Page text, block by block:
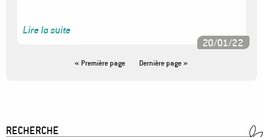
Lire la suite
20/01/22
Pagination
Première
« Première page
Dernière
Dernière page »
RECHERCHE